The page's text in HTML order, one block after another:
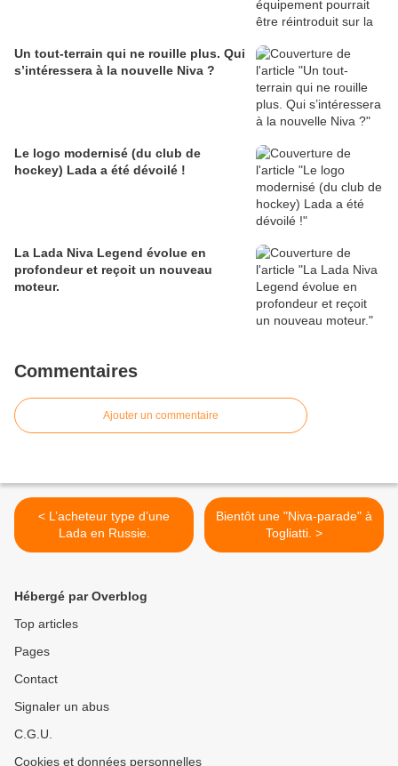
Un tout-terrain qui ne rouille plus. Qui
s’intéressera à la nouvelle Niva ?
Le logo modernisé (du club de
hockey) Lada a été dévoilé !
La Lada Niva Legend évolue en
profondeur et reçoit un nouveau
moteur.
Commentaires
Ajouter un commentaire
< L’acheteur type d’une
Lada en Russie.
Bientôt une "Niva-parade" à
Togliatti. >
Hébergé par Overblog
Top articles
Pages
Contact
Signaler un abus
C.G.U.
Cookies et données personnelles